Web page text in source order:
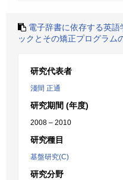
電子辞書に依存する英
ックとその矯正プログラム
研究代表者
淺間 正通
研究期間 (年度)
2008 – 2010
研究種目
基盤研究(C)
研究分野